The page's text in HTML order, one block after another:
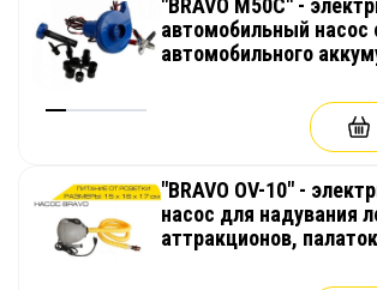
автомобильный насос
автомобильного
"BRAVO OV-10" -
насос для надувания
аттракционов,